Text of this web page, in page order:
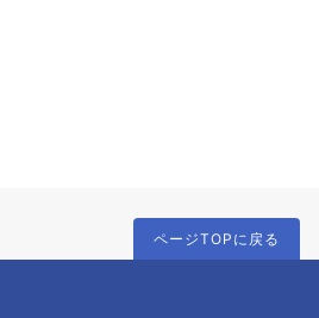
ページTOPに戻る